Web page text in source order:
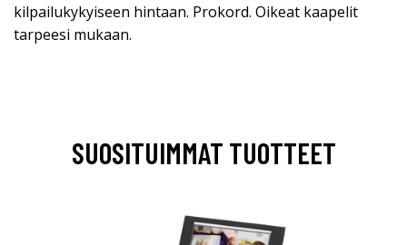
kilpailukykyiseen hintaan. Prokord. Oikeat kaapelit
tarpeesi mukaan.
SUOSITUIMMAT TUOTTEET